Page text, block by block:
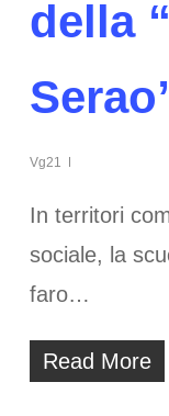
della
Vg21
In territori
sociale, la
faro…
Read More